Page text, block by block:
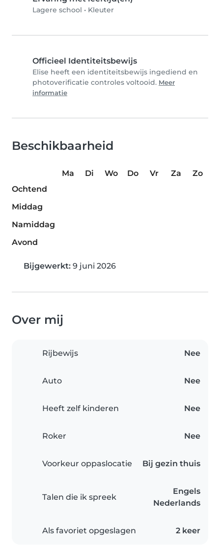
Lagere school • Kleuter
Officieel Identiteitsbewijs
Elise heeft een identiteitsbewijs ingediend en
photoverificatie controles voltooid. Meer
informatie
Beschikbaarheid
Ma Di Wo Do Vr Za
Zo
Ochtend
Middag
Namiddag
Avond
Bijgewerkt: 9 juni 2026
Over mij
Rijbewijs Nee
Auto Nee
Heeft zelf kinderen Nee
Roker Nee
Voorkeur oppaslocatie Bij gezin thuis
Talen die ik spreek
Engels
Nederlands
Als favoriet opgeslagen 2 keer